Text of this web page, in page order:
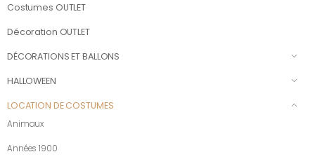
Costumes OUTLET
Décoration OUTLET
DÉCORATIONS ET BALLONS
HALLOWEEN
LOCATION DE COSTUMES
Animaux
Années 1900